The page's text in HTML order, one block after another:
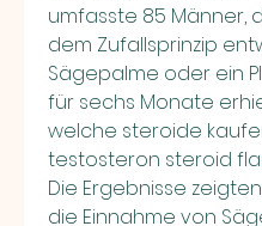
umfasste 85 Männer,
dem Zufallsprinzip
Sägepalme oder ein
für sechs Monate
welche steroide
testosteron steroid
Die Ergebnisse
die Einnahme von